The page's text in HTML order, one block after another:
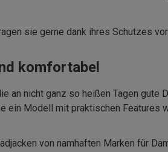
sie gerne dank ihres Schutzes
komfortabel
an nicht ganz so heißen Tagen gute
ein Modell mit praktischen Features
von namhaften Marken für